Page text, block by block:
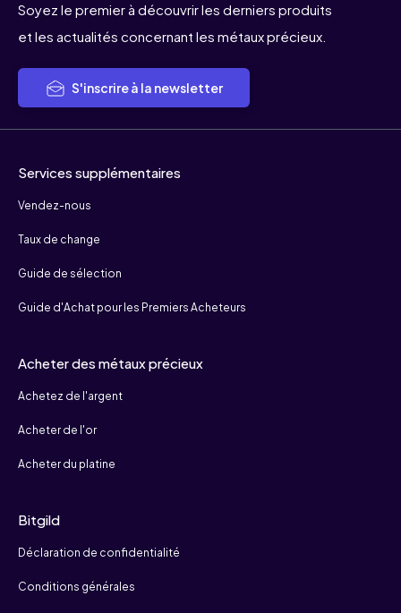
Soyez le premier à découvrir les derniers produits
et les actualités concernant les métaux précieux.
S'inscrire à la newsletter
Services supplémentaires
Vendez-nous
Taux de change
Guide de sélection
Guide d'Achat pour les Premiers Acheteurs
Acheter des métaux précieux
Achetez de l'argent
Acheter de l'or
Acheter du platine
Bitgild
Déclaration de confidentialité
Conditions générales